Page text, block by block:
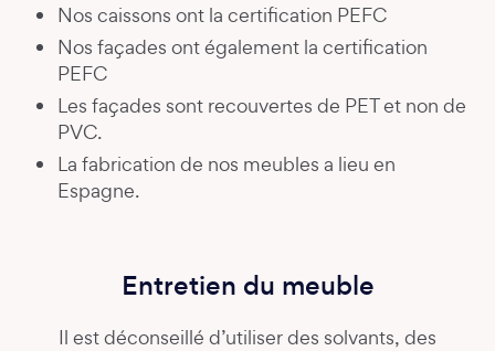
Nos caissons ont la certification PEFC
Nos façades ont également la certification
PEFC
Les façades sont recouvertes de PET et non de
PVC.
La fabrication de nos meubles a lieu en
Espagne.
Entretien du meuble
Il est déconseillé d’utiliser des solvants, des